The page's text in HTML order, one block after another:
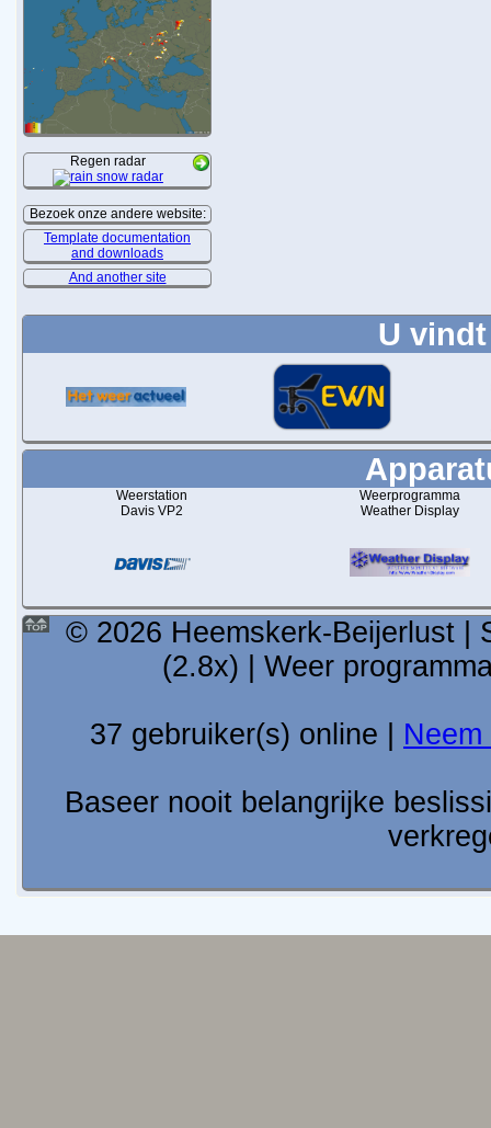
Regen radar
Bezoek onze andere website:
Template documentation
and downloads
And another site
U
Weerstation
Davis VP2
Weerprogramma
Weather Display
© 2026 Heemskerk-Beijerlust |
(2.8x) | Weer
37 gebruiker(s) online |
Baseer nooit belangrijke